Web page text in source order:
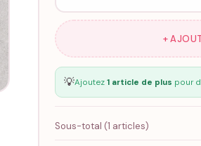
+
💡Ajoutez 1 article de plus pour
Sous-total (1 articles)